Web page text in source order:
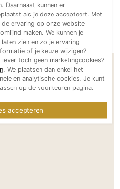
Linders
Daarnaast kunnen er
als je deze accepteert. Met
ervaring op onze website
maken. We kunnen je
zien en zo je ervaring
of je keuze wijzigen?
toch geen marketingcookies?
. We plaatsen dan enkel het
en analytische cookies. Je kunt
op de voorkeuren pagina.
accepteren